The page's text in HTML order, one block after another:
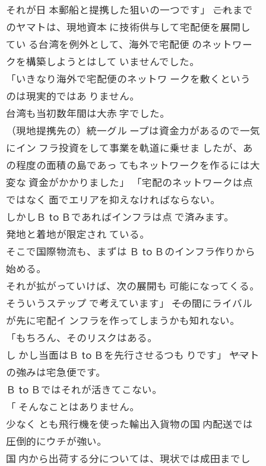
それが日 本郵船と提携した狙いの一つです」 ――これまで
のヤマトは、現地資本 に技術供与して宅配便を展開し
てい る台湾を例外として、海外で宅配便 のネットワー
クを構築しようとはして いませんでした。
「いきなり海外で宅配便のネットワ ークを敷くという
のは現実的ではあ りません。
台湾も当初数年間は大赤 字でした。
（現地提携先の）統一グル ープは資金力があるので一気
にイン フラ投資をして事業を軌道に乗せま したが、あ
の程度の面積の島であっ てもネットワークを作るには大
変な 資金がかかりました」 「宅配のネットワークは点
ではなく 面でエリアを抑えなければならない。
しかしＢ to Ｂであればインフラは点 で済みます。
発地と着地が限定され ている。
そこで国際物流も、まずは Ｂ to Ｂのインフラ作りから
始める。
それが拡がっていけば、次の展開も 可能になってくる。
そういうステップ で考えています」 ――その間にライバル
が先に宅配イ ンフラを作ってしまうかも知れない。
「もちろん、そのリスクはある。
し かし当面はＢ to Ｂを先行させるつも りです」 ――ヤマト
の強みは宅急便です。
Ｂ to Ｂではそれが活きてこない。
「 そんなことはありません。
少なく とも飛行機を使った輸出入貨物の国 内配送では
圧倒的にウチが強い。
国 内から出荷する分については、現状では成田までし